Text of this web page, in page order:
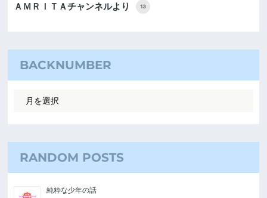
ＡＭＲＩＴＡチャンネルより 13
BACKNUMBER
RANDOM POSTS
純粋な少年の話